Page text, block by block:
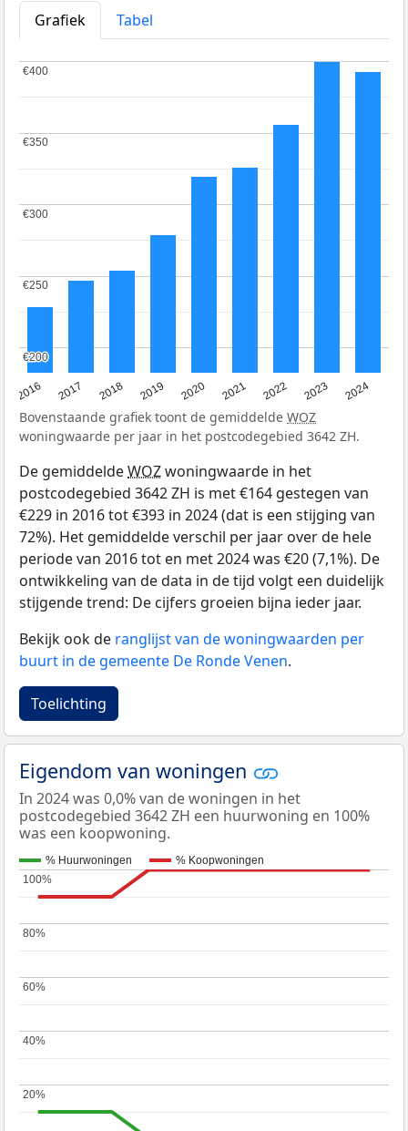
Grafiek
Tabel
2016 2017 2018 2019 2020 2021 2022 2023 2024
€200
€200
€250
€250
€300
€300
€350
€350
€400
€400
Bovenstaande grafiek toont de gemiddelde WOZ
woningwaarde per jaar in het postcodegebied 3642 ZH.
De gemiddeldeWOZwoningwaarde in het
postcodegebied 3642 ZH is met €164 gestegen van
€229 in 2016 tot €393 in 2024 (dat is een stijging van
72%). Het gemiddelde verschil per jaar over de hele
periode van 2016 tot en met 2024 was €20 (7,1%). De
ontwikkeling van de data in de tijd volgt een duidelijk
stijgende trend: De cijfers groeien bijna ieder jaar.
Bekijk ook de ranglijst van de woningwaarden per
buurt in de gemeente De Ronde Venen.
Toelichting
Eigendom van woningen
In 2024 was 0,0% van de woningen in het
postcodegebied 3642 ZH een huurwoning en 100%
was een koopwoning.
% Huurwoningen % Koopwoningen
20%
20%
40%
40%
60%
60%
80%
80%
100%
100%